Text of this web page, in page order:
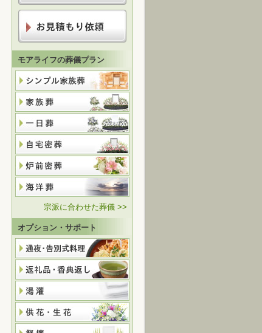
モアライフの葬儀プラン
宗派に合わせた葬儀 >>
オプション・サポート